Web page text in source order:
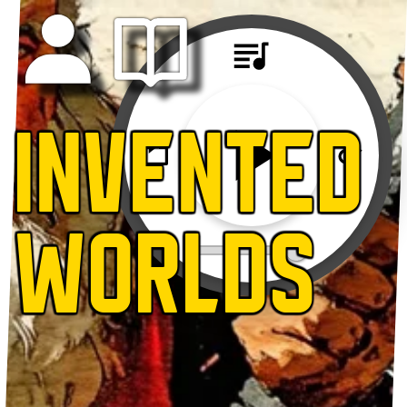
INVENTED
WORLDS